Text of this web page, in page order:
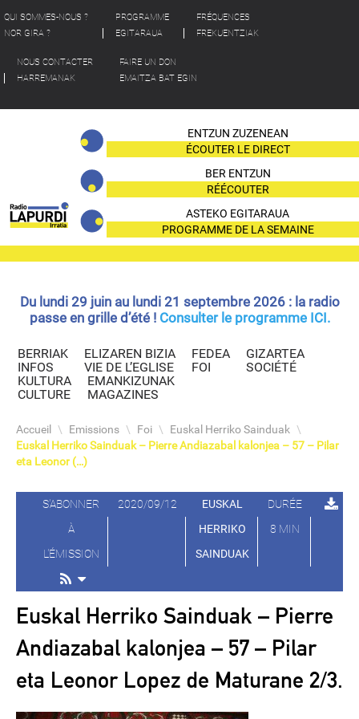
QUI SOMMES-NOUS ?
NOR GIRA ?
PROGRAMME
EGITARAUA
FRÉQUENCES
FREKUENTZIAK
NOUS CONTACTER
HARREMANAK
FAIRE UN DON
EMAITZA BAT EGIN
ENTZUN ZUZENEAN
ÉCOUTER LE DIRECT
BER ENTZUN
RÉÉCOUTER
ASTEKO EGITARAUA
PROGRAMME DE LA SEMAINE
Du lundi 29 juin au lundi 21 septembre 2026 : la radio
passe en grille d’été ! Consulter le programme ICI.
BERRIAK
INFOS
ELIZAREN BIZIA
VIE DE L’EGLISE
FEDEA
FOI
GIZARTEA
SOCIÉTÉ
KULTURA
CULTURE
EMANKIZUNAK
MAGAZINES
Accueil \ Emissions \ Foi \ Euskal Herriko Sainduak \
Euskal Herriko Sainduak – Pierre Andiazabal kalonjea – 57 – Pilar
eta Leonor (…)
S'ABONNER
À
L'ÉMISSION
2020/09/12
EUSKAL
HERRIKO
SAINDUAK
DURÉE
8 MIN
Euskal Herriko Sainduak – Pierre
Andiazabal kalonjea – 57 – Pilar
eta Leonor Lopez de Maturane 2/3.